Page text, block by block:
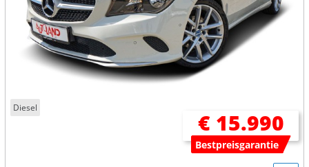
Diesel
€ 15.990
Bestpreisgarantie